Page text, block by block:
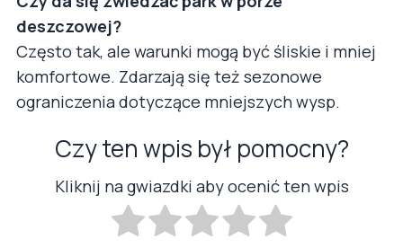
deszczowej?
Często tak, ale warunki mogą być śliskie i mniej
komfortowe. Zdarzają się też sezonowe
ograniczenia dotyczące mniejszych wysp.
Czy ten wpis był pomocny?
Kliknij na gwiazdki aby ocenić ten wpis